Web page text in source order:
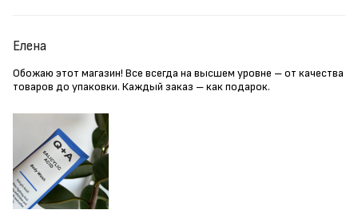
Елена
Обожаю этот магазин! Все всегда на высшем уровне – от качества
товаров до упаковки. Каждый заказ – как подарок.